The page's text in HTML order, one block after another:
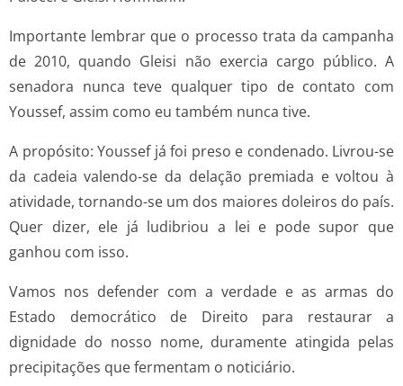
Importante lembrar que o processo trata da campanha
de 2010, quando Gleisi não exercia cargo público. A
senadora nunca teve qualquer tipo de contato com
Youssef, assim como eu também nunca tive.
A propósito: Youssef já foi preso e condenado. Livrou-se
da cadeia valendo-se da delação premiada e voltou à
atividade, tornando-se um dos maiores doleiros do país.
Quer dizer, ele já ludibriou a lei e pode supor que
ganhou com isso.
Vamos nos defender com a verdade e as armas do
Estado democrático de Direito para restaurar a
dignidade do nosso nome, duramente atingida pelas
precipitações que fermentam o noticiário.